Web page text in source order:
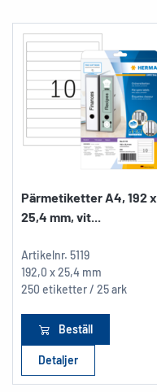
Pärmetiketter A4, 192 x
25,4 mm, vit...
Artikelnr. 5119
192,0 x 25,4 mm
250 etiketter / 25 ark
Beställ
Detaljer